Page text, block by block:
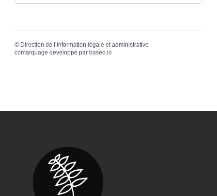
© Direction de l’information légale et administrative
comarquage developpé par baseo.io